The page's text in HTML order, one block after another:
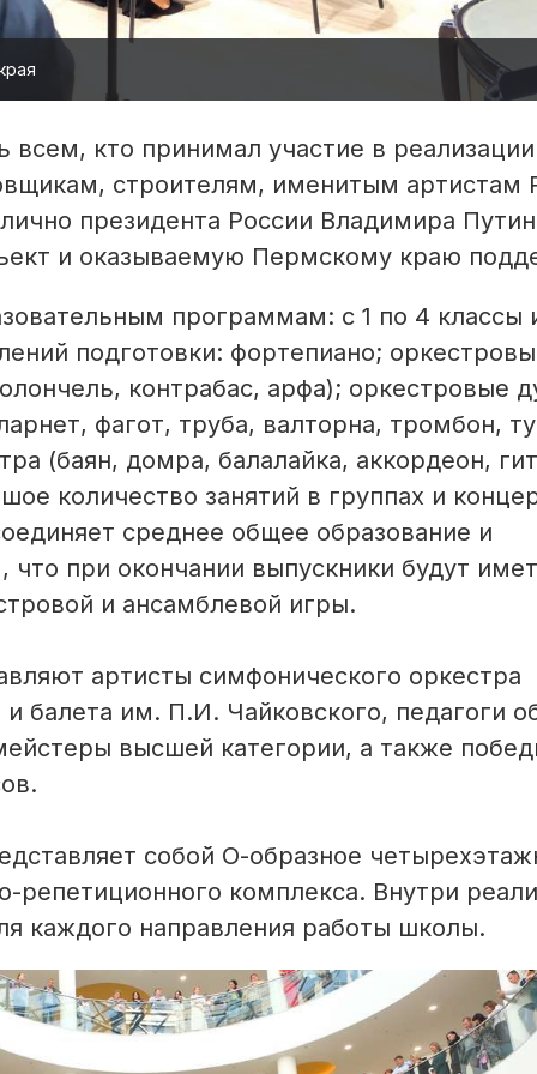
кто принимал участие в реализации
строителям, именитым артистам
президента России Владимира
и оказываемую Пермскому краю
программам: с 1 по 4 классы
подготовки: фортепиано;
контрабас, арфа); оркестровые
фагот, труба, валторна, тромбон,
(баян, домра, балалайка, аккордеон,
количество занятий в группах и
среднее общее образование и
при окончании выпускники будут
и ансамблевой игры.
артисты симфонического оркестра
балета им. П.И. Чайковского, педагоги
высшей категории, а также
собой О-образное
комплекса. Внутри
каждого направления работы школы.